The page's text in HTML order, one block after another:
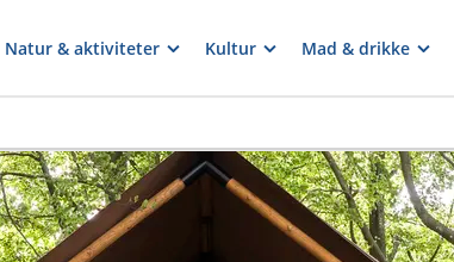
Natur & aktiviteter Kultur Mad & drikke